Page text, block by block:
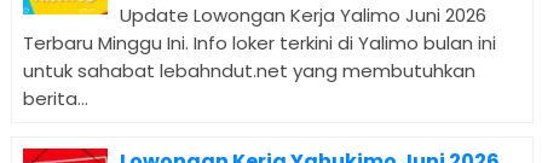
Update Lowongan Kerja Yalimo Juni 2026
Terbaru Minggu Ini. Info loker terkini di Yalimo bulan ini
untuk sahabat lebahndut.net yang membutuhkan
berita...